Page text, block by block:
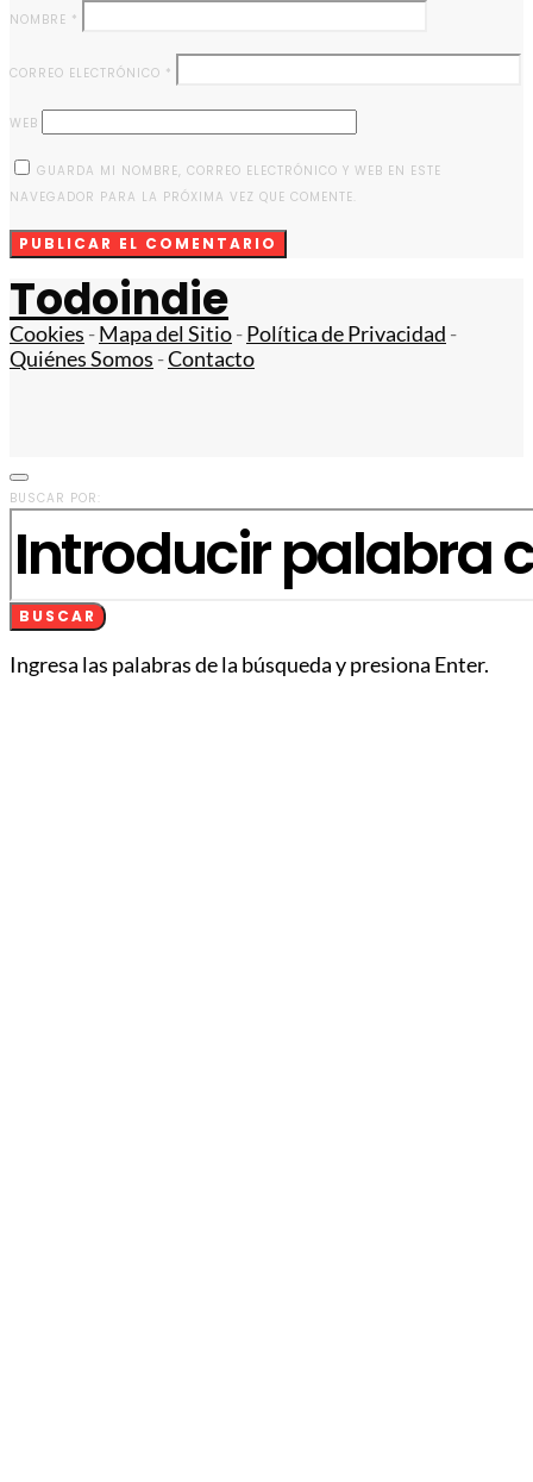
NOMBRE *
CORREO ELECTRÓNICO *
WEB
GUARDA MI NOMBRE, CORREO ELECTRÓNICO Y WEB EN ESTE
NAVEGADOR PARA LA PRÓXIMA VEZ QUE COMENTE.
Todoindie
Cookies -Mapa del Sitio-Política de Privacidad -
Quiénes Somos -Contacto
BUSCAR POR:
BUSCAR
Ingresa las palabras de la búsqueda y presiona Enter.